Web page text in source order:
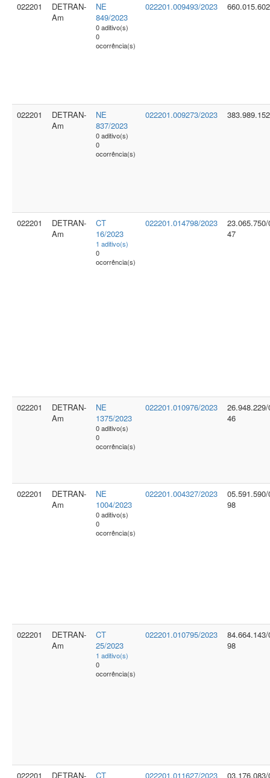
022201
DETRAN-
Am
NE
849/2023
0 aditivo(s)
0
ocorrência(s)
022201.009493/2023
022201
DETRAN-
Am
NE
837/2023
0 aditivo(s)
0
ocorrência(s)
022201.009273/2023
022201
DETRAN-
Am
CT
16/2023
1 aditivo(s)
0
ocorrência(s)
022201.014798/2023
23.065.750/
47
022201
DETRAN-
Am
NE
1375/2023
0 aditivo(s)
0
ocorrência(s)
022201.010976/2023
26.948.229/
46
022201
DETRAN-
Am
NE
1004/2023
0 aditivo(s)
0
ocorrência(s)
022201.004327/2023
05.591.590/
98
022201
DETRAN-
Am
CT
25/2023
1 aditivo(s)
0
ocorrência(s)
022201.010795/2023
84.664.143/
98
022201 DETRAN- CT 022201.011627/2023 03.176.083/